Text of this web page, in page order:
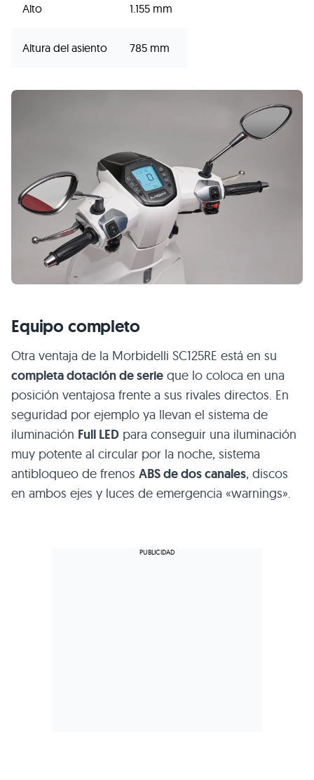
Alto 1.155 mm
Altura del asiento 785 mm
Equipo completo
Otra ventaja de la Morbidelli SC125RE está en su
completa dotación de serie que lo coloca en una
posición ventajosa frente a sus rivales directos. En
seguridad por ejemplo ya llevan el sistema de
iluminación Full LED para conseguir una iluminación
muy potente al circular por la noche, sistema
antibloqueo de frenos ABS de dos canales, discos
en ambos ejes y luces de emergencia «warnings».